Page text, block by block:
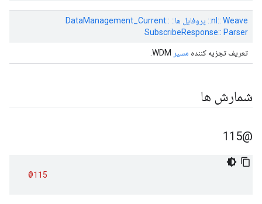
nl:: Weave:: پروفایل ها:: DataManagement_Current::
SubscribeResponse:: Parser
تعریف تجزیه کننده مسیر
شمارش ها
@115
@115